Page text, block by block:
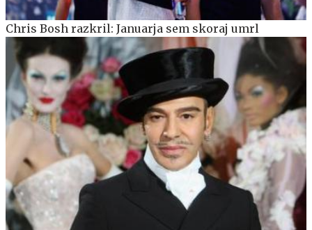
Chris Bosh razkril: Januarja sem skoraj umrl